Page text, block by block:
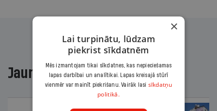
Jaunākajā žurnālā
×
Lai turpinātu, lūdzam
piekrist sīkdatnēm
Mēs izmantojam tikai sīkdatnes, kas nepieciešamas
lapas darbībai un analītikai. Lapas kreisajā stūrī
vienmēr var mainīt piekrišanu. Vairāk lasi sīkdatņu
politikā.